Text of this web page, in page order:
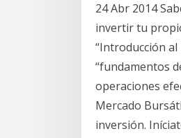
24 Abr 2014
invertir tu
“Introducción
“fundamentos
operaciones
Mercado
inversión.